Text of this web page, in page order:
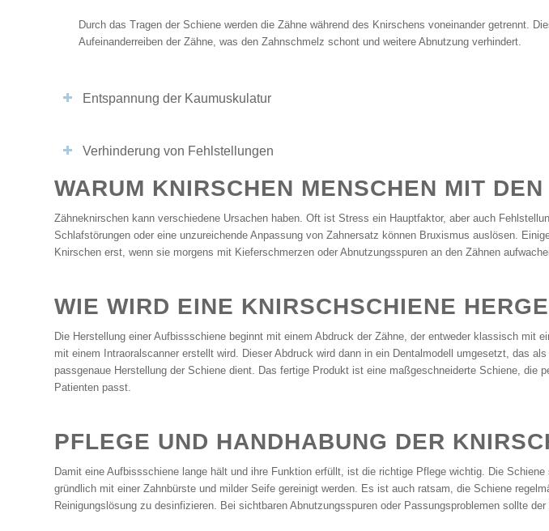
Durch das Tragen der Schiene werden die Zähne während des Knirschens voneinander getrennt.
Aufeinanderreiben der Zähne, was den Zahnschmelz schont und weitere Abnutzung verhindert.
Entspannung der Kaumuskulatur
Verhinderung von Fehlstellungen
WARUM KNIRSCHEN MENSCHEN MIT
Zähneknirschen kann verschiedene Ursachen haben. Oft ist Stress ein Hauptfaktor, aber auch
Schlafstörungen oder eine unzureichende Anpassung von Zahnersatz können Bruxismus auslösen.
Knirschen erst, wenn sie morgens mit Kieferschmerzen oder Abnutzungsspuren an den Zähnen
WIE WIRD EINE KNIRSCHSCHIENE
Die Herstellung einer Aufbissschiene beginnt mit einem Abdruck der Zähne, der entweder klassisch mit
mit einem Intraoralscanner erstellt wird. Dieser Abdruck wird dann in ein Dentalmodell umgesetzt, das
passgenaue Herstellung der Schiene dient. Das fertige Produkt ist eine maßgeschneiderte Schiene, die
Patienten passt.
PFLEGE UND HANDHABUNG DER
Damit eine Aufbissschiene lange hält und ihre Funktion erfüllt, ist die richtige Pflege wichtig. Die
gründlich mit einer Zahnbürste und milder Seife gereinigt werden. Es ist auch ratsam, die Schiene
Reinigungslösung zu desinfizieren. Bei sichtbaren Abnutzungsspuren oder Passungsproblemen sollte